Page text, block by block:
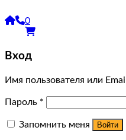
0
Вход
Имя пользователя или Email
Пароль *
Запомнить меня Войти